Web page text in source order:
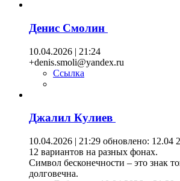
Денис Смолин
10.04.2026 | 21:24
+denis.smoli@yandex.ru
Ссылка
Джалил Кулиев
10.04.2026 | 21:29 обновлено: 12.04
12 вариантов на разных фонах.
Символ бесконечности – это знак
долговечна.